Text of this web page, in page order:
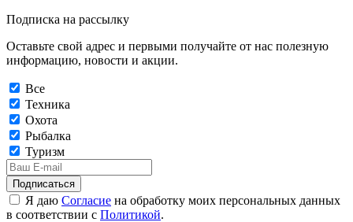
Подписка на рассылку
Оставьте свой адрес и первыми получайте от нас полезную
информацию, новости и акции.
Все
Техника
Охота
Рыбалка
Туризм
Подписаться
Я даю Согласие на обработку моих персональных данных
в соответствии с Политикой.